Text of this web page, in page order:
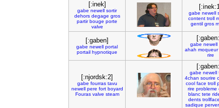
[:inek]
gabe newell sortir
dehors degage gros
partir bouge porte
valve
gabe newell
content troll
gentil gros
[:gaben]
gabe newell portal
portail hypnotique
gabe newell
ahah moqueur
rire
[:njordsk:2]
gabe fourras tavu
newell pere fort boyard
Fouras valve steam
gabe newell
4chan sourire
cool face troll
rire probleme
blanc tete
dents
sadique